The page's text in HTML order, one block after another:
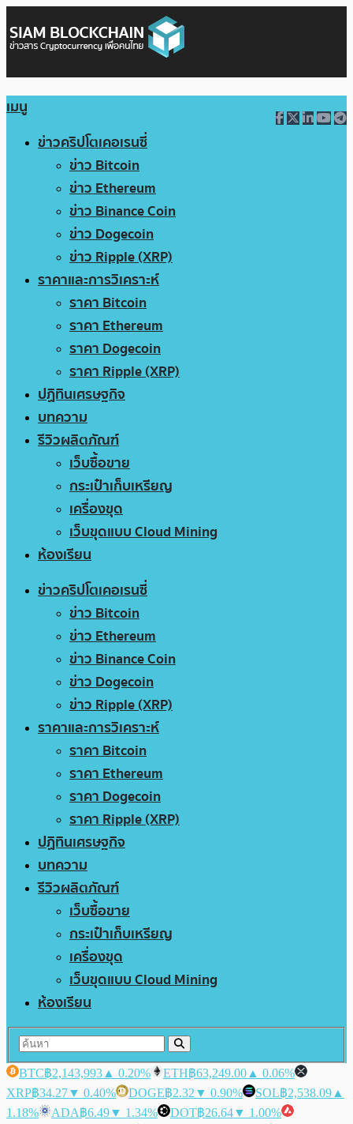
เมนู
ข่าวคริปโตเคอเรนซี่
ข่าว Bitcoin
ข่าว Ethereum
ข่าว Binance Coin
ข่าว Dogecoin
ข่าว Ripple (XRP)
ราคาและการวิเคราะห์
ราคา Bitcoin
ราคา Ethereum
ราคา Dogecoin
ราคา Ripple (XRP)
ปฏิทินเศรษฐกิจ
บทความ
รีวิวผลิตภัณฑ์
เว็บซื้อขาย
กระเป๋าเก็บเหรียญ
เครื่องขุด
เว็บขุดแบบ Cloud Mining
ห้องเรียน
ข่าวคริปโตเคอเรนซี่
ข่าว Bitcoin
ข่าว Ethereum
ข่าว Binance Coin
ข่าว Dogecoin
ข่าว Ripple (XRP)
ราคาและการวิเคราะห์
ราคา Bitcoin
ราคา Ethereum
ราคา Dogecoin
ราคา Ripple (XRP)
ปฏิทินเศรษฐกิจ
บทความ
รีวิวผลิตภัณฑ์
เว็บซื้อขาย
กระเป๋าเก็บเหรียญ
เครื่องขุด
เว็บขุดแบบ Cloud Mining
ห้องเรียน
BTC฿2,143,993 ▲ 0.20% ETH฿63,249.00 ▲ 0.06%
XRP฿34.27▼ 0.40% DOGE฿2.32 ▼ 0.90% SOL฿2,538.09 ▲
1.18%
ADA฿6.49▼ 1.34% DOT฿26.64▼ 1.00%